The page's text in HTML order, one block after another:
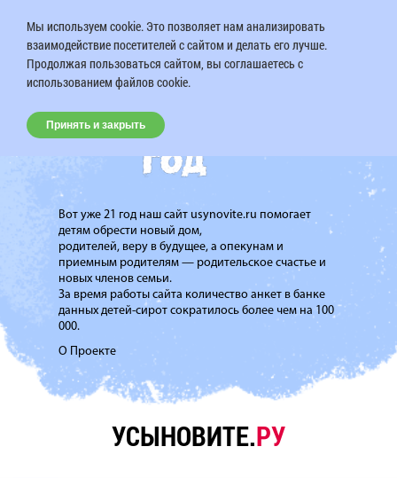
Вот уже 21 год наш сайт usynovite.ru помогает
детям обрести новый дом,
родителей, веру в будущее, а опекунам и
приемным родителям — родительское счастье и
новых членов семьи.
За время работы сайта количество анкет в банке
данных детей-сирот сократилось более чем на 100
000.
О Проекте
УСЫНОВИТЕ.РУ
Мы используем cookie. Это позволяет нам анализировать
взаимодействие посетителей с сайтом и делать его лучше.
Продолжая пользоваться сайтом, вы соглашаетесь с
использованием файлов cookie.
Принять и закрыть